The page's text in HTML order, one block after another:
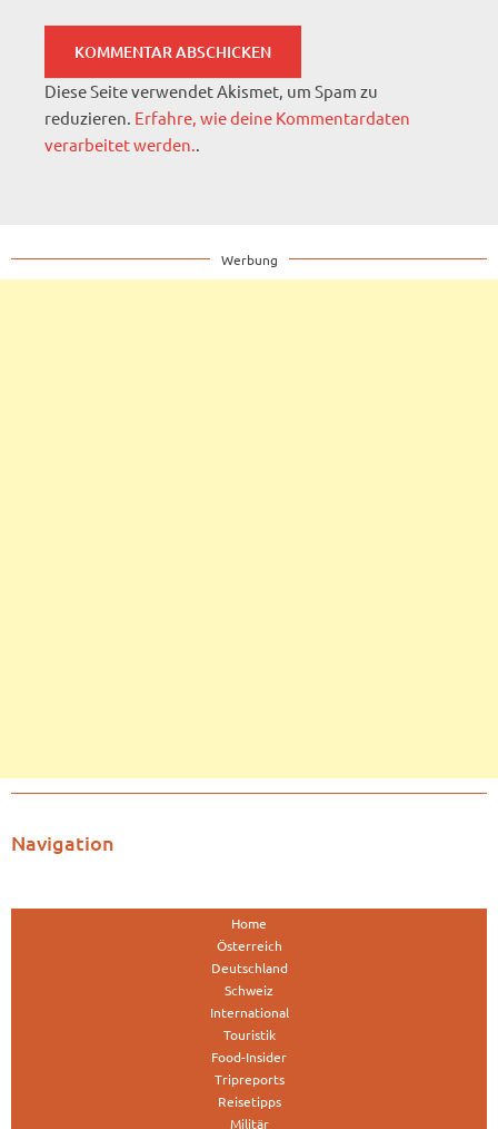
Diese Seite verwendet Akismet, um Spam zu
reduzieren. Erfahre, wie deine Kommentardaten
verarbeitet werden..
Werbung
Navigation
Home
Österreich
Deutschland
Schweiz
International
Touristik
Food-Insider
Tripreports
Reisetipps
Militär